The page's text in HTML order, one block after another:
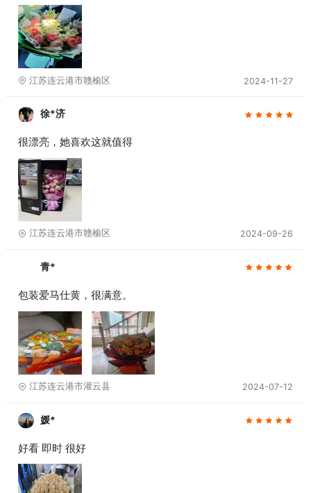
江苏连云港市赣榆区 2024-11-27
徐*济
很漂亮，她喜欢这就值得
江苏连云港市赣榆区 2024-09-26
青*
包装爱马仕黄，很满意。
江苏连云港市灌云县 2024-07-12
媛*
好看 即时 很好